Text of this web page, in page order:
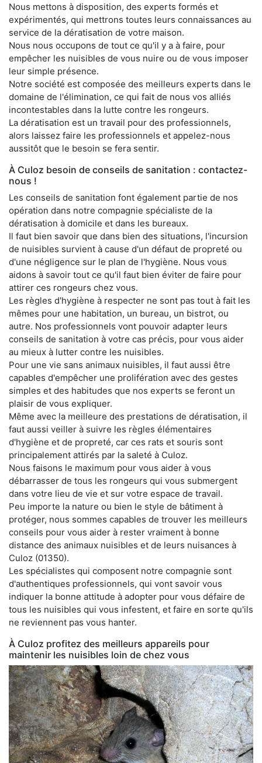
Nous mettons à disposition, des experts formés et
expérimentés, qui mettrons toutes leurs connaissances au
service de la dératisation de votre maison.
Nous nous occupons de tout ce qu'il y a à faire, pour
empêcher les nuisibles de vous nuire ou de vous imposer
leur simple présence.
Notre société est composée des meilleurs experts dans le
domaine de l'élimination, ce qui fait de nous vos alliés
incontestables dans la lutte contre les rongeurs.
La dératisation est un travail pour des professionnels,
alors laissez faire les professionnels et appelez-nous
aussitôt que le besoin se fera sentir.
À Culoz besoin de conseils de sanitation : contactez-
nous !
Les conseils de sanitation font également partie de nos
opération dans notre compagnie spécialiste de la
dératisation à domicile et dans les bureaux.
Il faut bien savoir que dans bien des situations, l'incursion
de nuisibles survient à cause d'un défaut de propreté ou
d'une négligence sur le plan de l'hygiène. Nous vous
aidons à savoir tout ce qu'il faut bien éviter de faire pour
attirer ces rongeurs chez vous.
Les règles d'hygiène à respecter ne sont pas tout à fait les
mêmes pour une habitation, un bureau, un bistrot, ou
autre. Nos professionnels vont pouvoir adapter leurs
conseils de sanitation à votre cas précis, pour vous aider
au mieux à lutter contre les nuisibles.
Pour une vie sans animaux nuisibles, il faut aussi être
capables d'empêcher une prolifération avec des gestes
simples et des habitudes que nos experts se feront un
plaisir de vous expliquer.
Même avec la meilleure des prestations de dératisation, il
faut aussi veiller à suivre les règles élémentaires
d'hygiène et de propreté, car ces rats et souris sont
principalement attirés par la saleté à Culoz.
Nous faisons le maximum pour vous aider à vous
débarrasser de tous les rongeurs qui vous submergent
dans votre lieu de vie et sur votre espace de travail.
Peu importe la nature ou bien le style de bâtiment à
protéger, nous sommes capables de trouver les meilleurs
conseils pour vous aider à rester vraiment à bonne
distance des animaux nuisibles et de leurs nuisances à
Culoz (01350).
Les spécialistes qui composent notre compagnie sont
d'authentiques professionnels, qui vont savoir vous
indiquer la bonne attitude à adopter pour vous défaire de
tous les nuisibles qui vous infestent, et faire en sorte qu'ils
ne reviennent pas vous hanter.
À Culoz profitez des meilleurs appareils pour
maintenir les nuisibles loin de chez vous